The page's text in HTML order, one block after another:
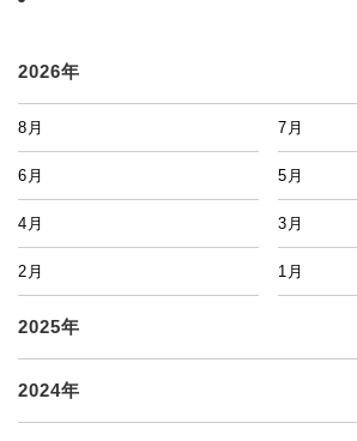
2026年
8月 7月
6月 5月
4月 3月
2月 1月
2025年
2024年